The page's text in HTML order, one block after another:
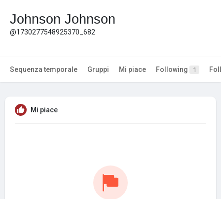
Johnson Johnson
@1730277548925370_682
Sequenza temporale Gruppi Mi piace Following 1
Mi piace